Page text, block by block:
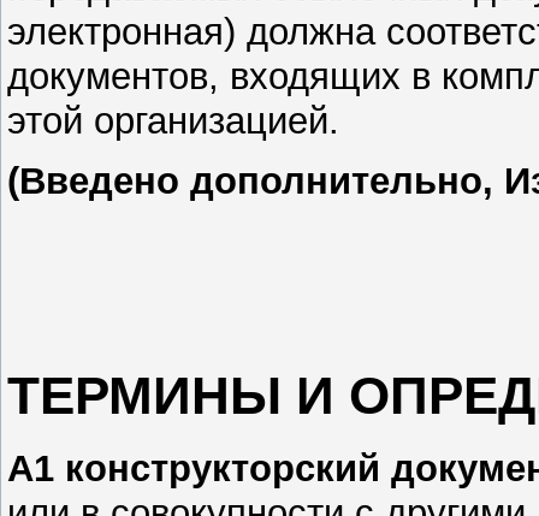
электронная) должна
документов, входящих в
этой организацией.
(Введено дополнительно,
ТЕРМИНЫ И
А1 конструкторский